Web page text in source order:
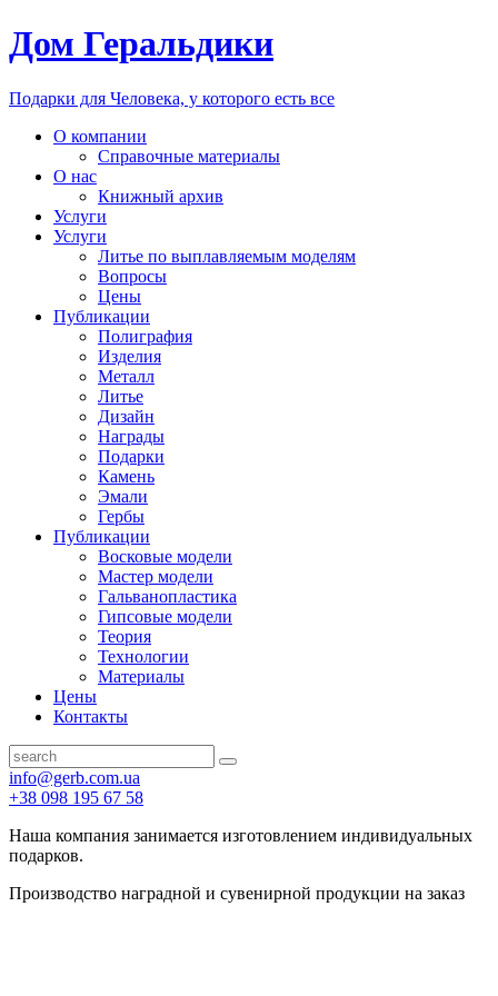
Дом Геральдики
Подарки для Человека, у которого есть все
О компании
Справочные материалы
О нас
Книжный архив
Услуги
Услуги
Литье по выплавляемым моделям
Вопросы
Цены
Публикации
Полиграфия
Изделия
Металл
Литье
Дизайн
Награды
Подарки
Камень
Эмали
Гербы
Публикации
Восковые модели
Мастер модели
Гальванопластика
Гипсовые модели
Теория
Технологии
Материалы
Цены
Контакты
info@gerb.com.ua
+38 098 195 67 58
Наша компания занимается изготовлением индивидуальных
подарков.
Производство наградной и сувенирной продукции на заказ